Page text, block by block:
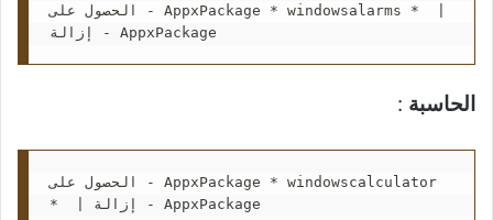
الحصول على - AppxPackage * windowsalarms *  |
إزالة - AppxPackage
الحاسبة :
الحصول على - AppxPackage * windowscalculator
*  | إزالة - AppxPackage